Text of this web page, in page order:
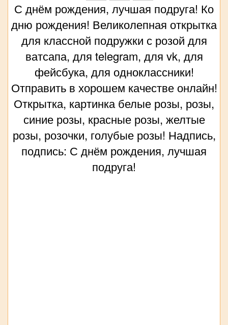
С днём рождения, лучшая подруга! Ко
дню рождения! Великолепная открытка
для классной подружки с розой для
ватсапа, для telegram, для vk, для
фейсбука, для одноклассники!
Отправить в хорошем качестве онлайн!
Открытка, картинка белые розы, розы,
синие розы, красные розы, желтые
розы, розочки, голубые розы! Надпись,
подпись: С днём рождения, лучшая
подруга!